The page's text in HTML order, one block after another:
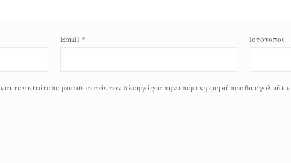
Email * Ιστότοπος
τον ιστότοπο μου σε αυτόν τον πλοηγό για την επόμενη φορά που θα σχολιάσω.